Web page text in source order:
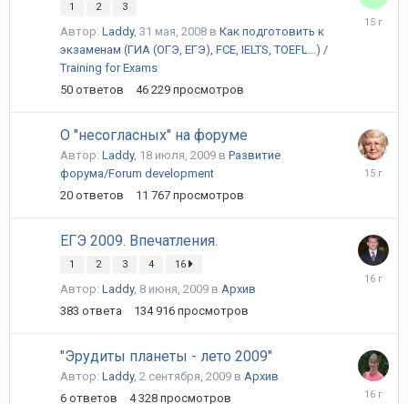
1 2 3
Автор: Laddy, 31 мая, 2008 в Как подготовить к
экзаменам (ГИА (ОГЭ, ЕГЭ), FCE, IELTS, TOEFL...) /
Training for Exams
50 ответов 46 229 просмотров
20
О "несогласных" на форуме
Автор: Laddy, 18 июля, 2009 в Развитие
форума/Forum development
20 ответов 11 767 просмотров
ЕГЭ 2009. Впечатления.
1 2 3 4 16
Автор: Laddy, 8 июня, 2009 в Архив
383 ответа 134 916 просмотров
"Эрудиты планеты - лето 2009"
Автор: Laddy, 2 сентября, 2009 в Архив
6 ответов 4 328 просмотров
26